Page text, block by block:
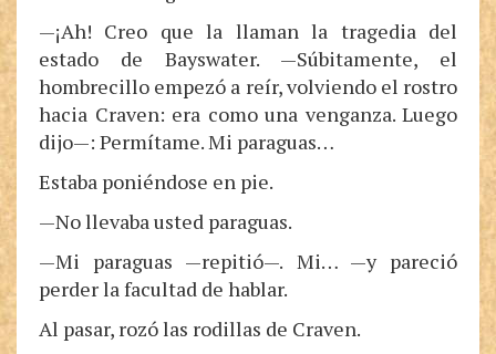
—¡Ah! Creo que la llaman la tragedia del
estado de Bayswater. —Súbitamente, el
hombrecillo empezó a reír, volviendo el rostro
hacia Craven: era como una venganza. Luego
dijo—: Permítame. Mi paraguas…
Estaba poniéndose en pie.
—No llevaba usted paraguas.
—Mi paraguas —repitió—. Mi… —y pareció
perder la facultad de hablar.
Al pasar, rozó las rodillas de Craven.